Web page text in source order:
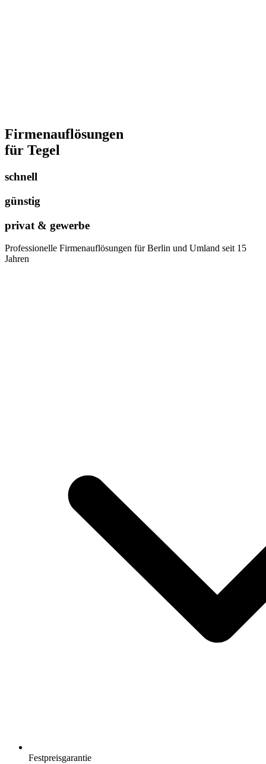
Firmenauflösungen
für Tegel
schnell
günstig
privat & gewerbe
Professionelle Firmenauflösungen für Berlin und Umland seit 15
Jahren
Festpreisgarantie